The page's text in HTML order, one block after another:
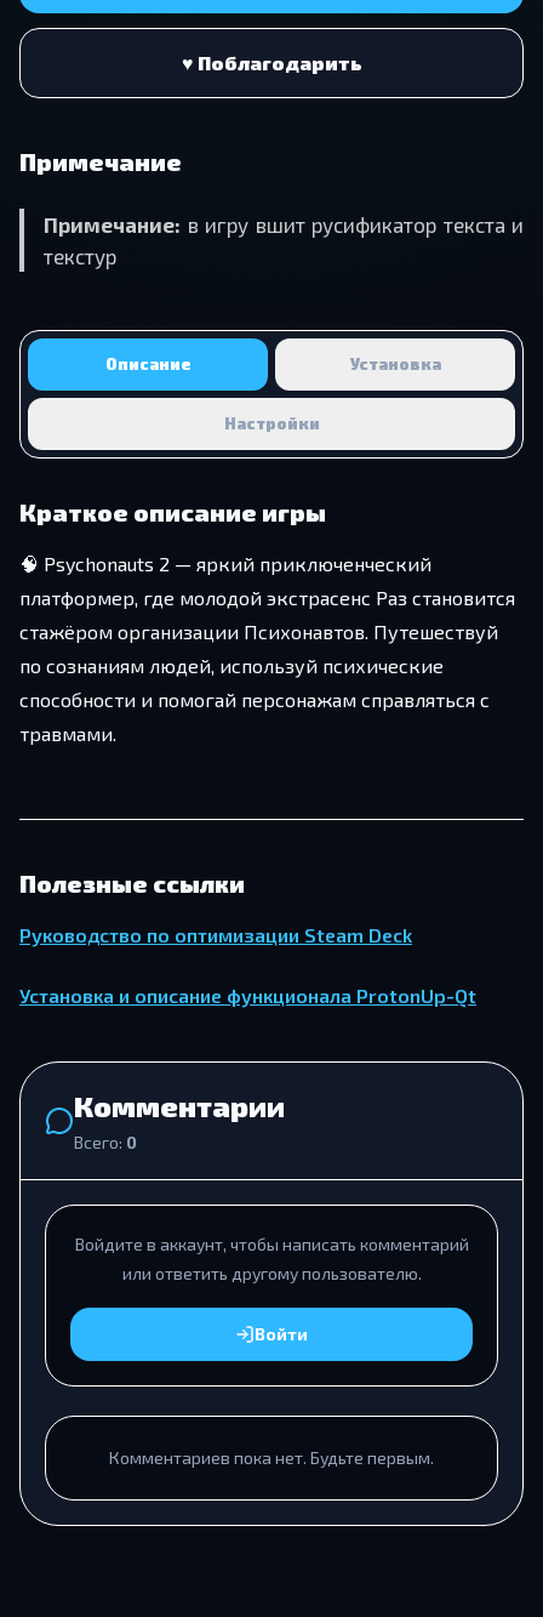
♥ Поблагодарить
Примечание
Примечание: в игру вшит русификатор текста и
текстур
Описание Установка
Настройки
Краткое описание игры
🧠 Psychonauts 2 — яркий приключенческий
платформер, где молодой экстрасенс Раз становится
стажёром организации Психонавтов. Путешествуй
по сознаниям людей, используй психические
способности и помогай персонажам справляться с
травмами.
Полезные ссылки
Руководство по оптимизации Steam Deck
Установка и описание функционала ProtonUp-Qt
Комментарии
Всего: 0
Войдите в аккаунт, чтобы написать комментарий
или ответить другому пользователю.
Войти
Комментариев пока нет. Будьте первым.